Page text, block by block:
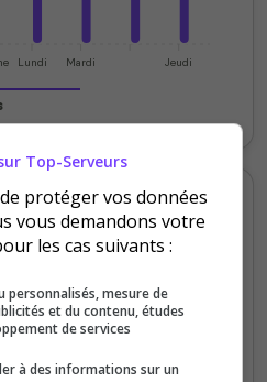
Lundi Mardi Jeudi
Top-Serveurs
protéger vos données
vous demandons votre
les cas suivants :
personnalisés, mesure de
et du contenu, études
de services
à des informations sur un